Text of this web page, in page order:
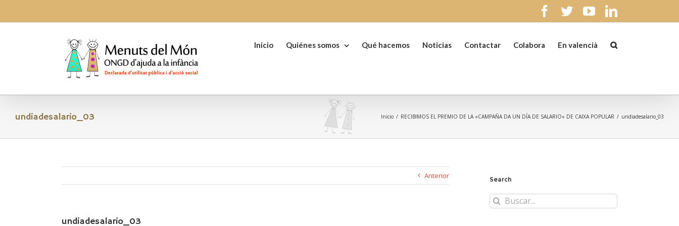
content
facebook
twitteryoutubelinkedin
Inicio Quiénes somos Qué hacemos Noticias Contactar Colabora En valencià
undiadesalario_03 Inicio / RECIBIMOS EL PREMIO DE LA «CAMPAÑA DA UN DÍA DE SALARIO» DE CAIXA POPULAR / undiadesalario_03
Anterior
undiadesalario_03
Search
Buscar: